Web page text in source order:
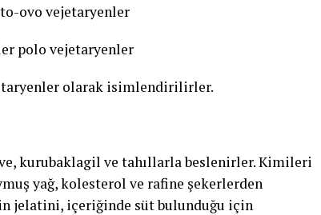
ovo vejetaryenler
polo vejetaryenler
olarak isimlendirilirler.
kurubaklagil ve tahıllarla beslenirler. Kimileri
yağ, kolesterol ve rafine şekerlerden
jelatini, içeriğinde süt bulunduğu için